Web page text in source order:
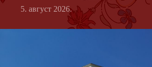
5. август 2026.